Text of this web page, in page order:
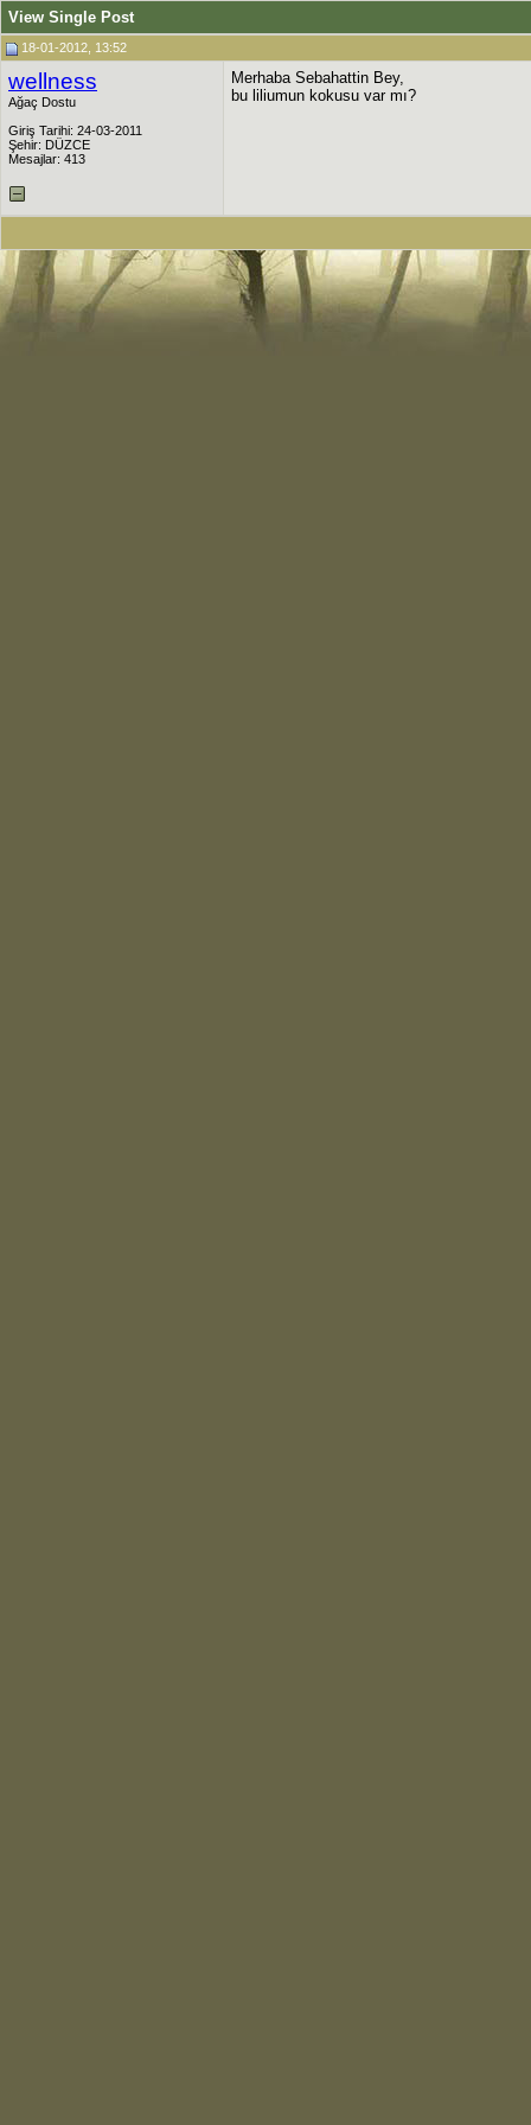
View Single Post
18-01-2012, 13:52
wellness
Ağaç Dostu
Giriş Tarihi: 24-03-2011
Şehir: DÜZCE
Mesajlar: 413
Merhaba Sebahattin Bey,
bu liliumun kokusu var mı?